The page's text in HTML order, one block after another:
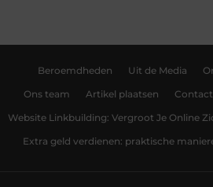
Beroemdheden Uit de Media
Ons team Artikel plaatsen Contact
Website Linkbuilding: Vergroot Je Online
Extra geld verdienen: praktische